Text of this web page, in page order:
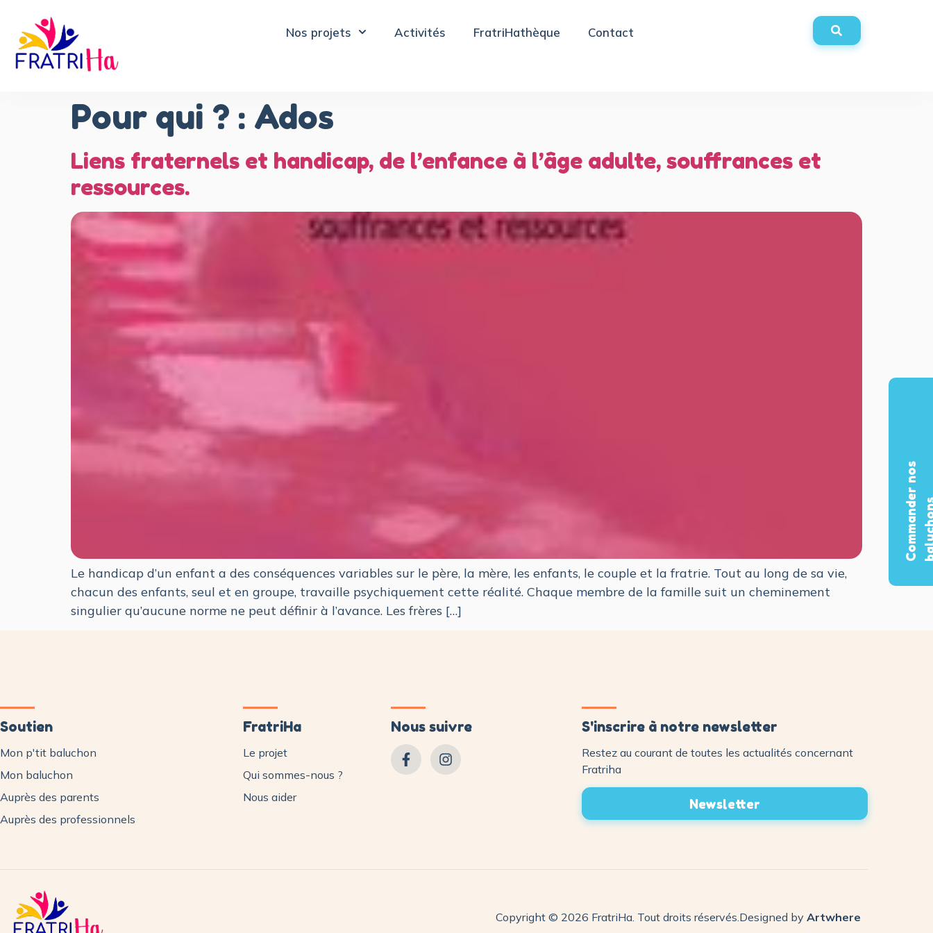
Nos projets Activités FratriHathèque Contact
Pour qui ? : Ados
Liens fraternels et handicap, de l’enfance à l’âge adulte, souffrances et
ressources.
Le handicap d’un enfant a des conséquences variables sur le père, la mère, les enfants, le couple et la fratrie. Tout au long de sa vie,
chacun des enfants, seul et en groupe, travaille psychiquement cette réalité. Chaque membre de la famille suit un cheminement
singulier qu’aucune norme ne peut définir à l’avance. Les frères […]
Soutien
Mon p'tit baluchon
Mon baluchon
Auprès des parents
Auprès des professionnels
FratriHa
Le projet
Qui sommes-nous ?
Nous aider
Nous suivre S'inscrire à notre newsletter
Restez au courant de toutes les actualités concernant
Fratriha
Newsletter
Copyright © 2026 FratriHa. Tout droits réservés. Designed by Artwhere
C
o
m
m
a
n
d
e
r
n
o
s
b
a
l
u
c
h
o
n